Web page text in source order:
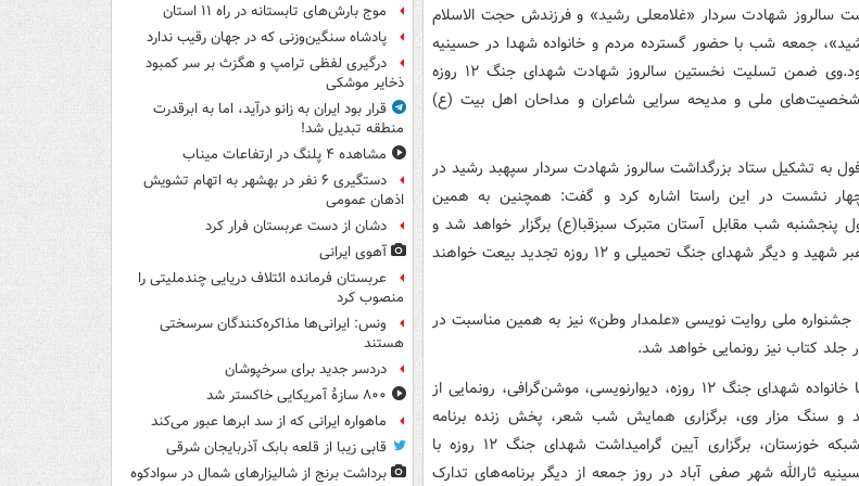
سالروز شهادت سردار «غلامعلی رشید» و فرزندش حجت الاسلام
جمعه شب با حضور گسترده مردم و خانواده شهدا در حسینیه
ثارالله دزفول برگزار می شود.وی ضمن تسلیت نخستین سالروز شهادت شهدای جنگ ۱۲ روزه
شخصیت‌های ملی و مدیحه سرایی شاعران و مداحان اهل بیت (ع)
به تشکیل ستاد بزرگداشت سالروز شهادت سردار سپهبد رشید در
نشست در این راستا اشاره کرد و گفت: همچنین به همین
پنجشنبه شب مقابل آستان متبرک سبزقبا(ع) برگزار خواهد شد و
مردم دزفول با آرمان‌های رهبر شهید و دیگر شهدای جنگ تحمیلی و ۱۲ روزه تجدید بیعت خواهند
جشنواره ملی روایت نویسی «علمدار وطن» نیز به همین مناسبت در
جلد کتاب نیز رونمایی خواهد شد.
مرداس تصریح کرد: دیدار با خانواده شهدای جنگ ۱۲ روزه، دیوارنویسی، موشن‌گرافی، رونمایی از
و سنگ مزار وی، برگزاری همایش شب شعر، پخش زنده برنامه
تلویزیونی ملت بیدارتر از شبکه خوزستان، برگزاری آیین گرامیداشت شهدای جنگ ۱۲ روزه با
ثارالله شهر صفی آباد در روز جمعه از دیگر برنامه‌های تدارک
موج بارش‌های تابستانه در راه ۱۱ استان
پادشاه سنگین‌وزنی که در جهان رقیب ندارد
درگیری لفظی ترامپ و هگزث بر سر کمبود
ذخایر موشکی
قرار بود ایران به زانو درآید، اما به ابرقدرت
منطقه تبدیل شد!
مشاهده ۴ پلنگ در ارتفاعات میناب
دستگیری ۶ نفر در بهشهر به اتهام تشویش
اذهان عمومی
دشان از دست عربستان فرار کرد
آهوی ایرانی
عربستان فرمانده ائتلاف دریایی چندملیتی را
منصوب کرد
ونس: ایرانی‌ها مذاکره‌کنندگان سرسختی
هستند
دردسر جدید برای سرخپوشان
۸۰۰ سازۀ آمریکایی خاکستر شد
ماهواره ایرانی که از سد ابرها عبور می‌کند
قابی زیبا از قلعه بابک آذربایجان شرقی
برداشت برنج از شالیزارهای شمال در سوادکوه